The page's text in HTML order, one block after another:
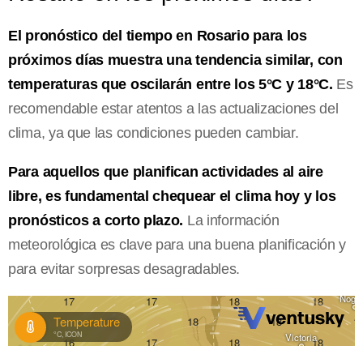
El pronóstico del tiempo en Rosario para los
próximos días muestra una tendencia similar, con
temperaturas que oscilarán entre los 5°C y 18°C. Es
recomendable estar atentos a las actualizaciones del
clima, ya que las condiciones pueden cambiar.
Para aquellos que planifican actividades al aire
libre, es fundamental chequear el clima hoy y los
pronósticos a corto plazo. La información
meteorológica es clave para una buena planificación y
para evitar sorpresas desagradables.